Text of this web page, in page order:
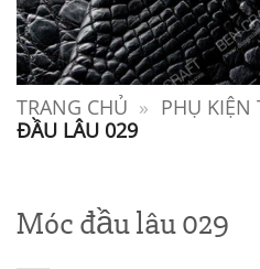
TRANG CHỦ » PHỤ KIỆN
ĐẦU LÂU 029
Móc đầu lâu 029